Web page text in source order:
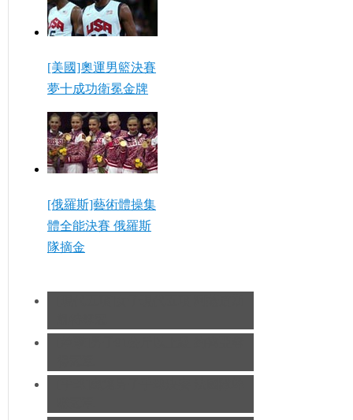
[美國]奧運男籃決賽
夢十成功衛冕金牌
[俄羅斯]藝術體操集
體全能決賽 俄羅斯
隊摘金